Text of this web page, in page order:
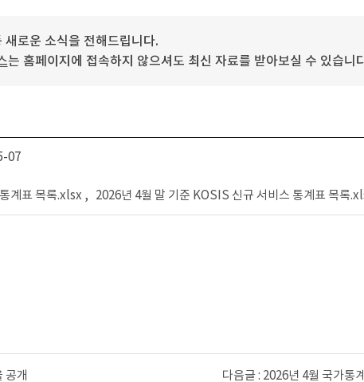
로운 소식을 전해드립니다.
는 홈페이지에 접속하지 않으셔도 최신 자료를 받아보실 수 있습니
07
계표 목록.xlsx , 2026년 4월 말 기준 KOSIS 신규 서비스 통계표 목록
공개 다음글 : 2026년 4월 국가통